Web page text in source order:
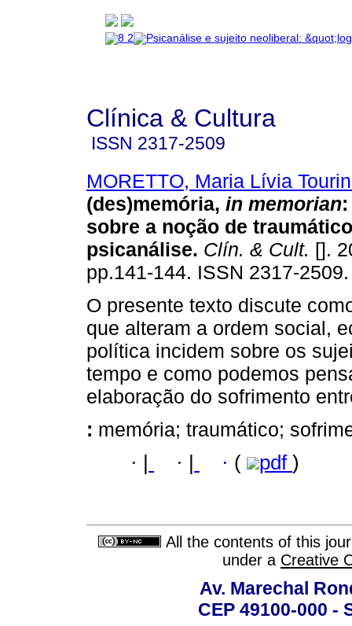
Clínica & Cultura
ISSN 2317-2509
MORETTO, Maria Lívia
(des)memória, in memorian
sobre a noção de
psicanálise. Clín. & Cult. [].
pp.141-144. ISSN 2317-2509.
O presente texto discute
que alteram a ordem social,
política incidem sobre os
tempo e como podemos
elaboração do sofrimento
: memória; traumático;
· · · ( pdf )
All the contents of this
under a Creative
Av. Marechal
CEP 49100-000 -